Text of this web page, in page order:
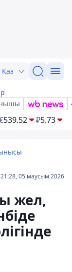
Қаз
539.52 ₽5.73
21:28, 05 маусым 2026
жел,